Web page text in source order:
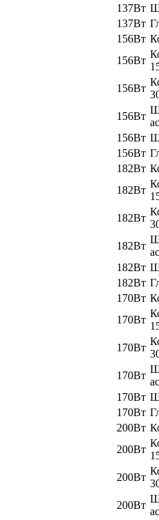
137Вт
137Вт
156Вт
156Вт
156Вт
156Вт
156Вт
156Вт
182Вт
182Вт
182Вт
182Вт
182Вт
182Вт
170Вт
170Вт
170Вт
170Вт
170Вт
170Вт
200Вт
200Вт
200Вт
200Вт